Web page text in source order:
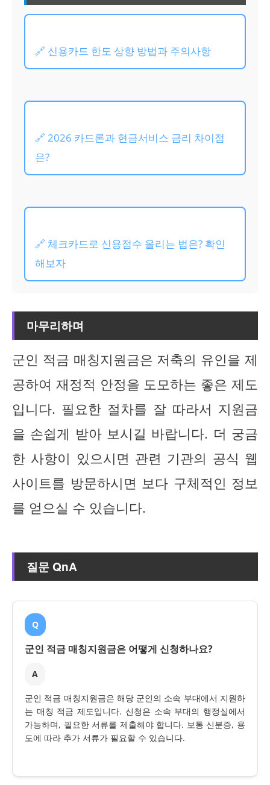
🔗 신용카드 한도 상향 방법과 주의사항
🔗 2026 카드론과 현금서비스 금리 차이점
은?
🔗 체크카드로 신용점수 올리는 법은? 확인
해보자
마무리하며
군인 적금 매칭지원금은 저축의 유인을 제
공하여 재정적 안정을 도모하는 좋은 제도
입니다. 필요한 절차를 잘 따라서 지원금
을 손쉽게 받아 보시길 바랍니다. 더 궁금
한 사항이 있으시면 관련 기관의 공식 웹
사이트를 방문하시면 보다 구체적인 정보
를 얻으실 수 있습니다.
질문 QnA
Q
군인 적금 매칭지원금은 어떻게 신청하나요?
A
군인 적금 매칭지원금은 해당 군인의 소속 부대에서 지원하
는 매칭 적금 제도입니다. 신청은 소속 부대의 행정실에서
가능하며, 필요한 서류를 제출해야 합니다. 보통 신분증, 용
도에 따라 추가 서류가 필요할 수 있습니다.